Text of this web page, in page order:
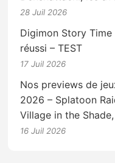
28 Juil 2026
Digimon Story
réussi – TEST
17 Juil 2026
Nos previews de
2026 – Splatoon
Village in the
16 Juil 2026